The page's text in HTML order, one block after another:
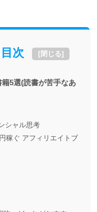
次 [閉じる]
5選(読書が苦手なあ
シャル思考
稼ぐ アフィリエイトブ